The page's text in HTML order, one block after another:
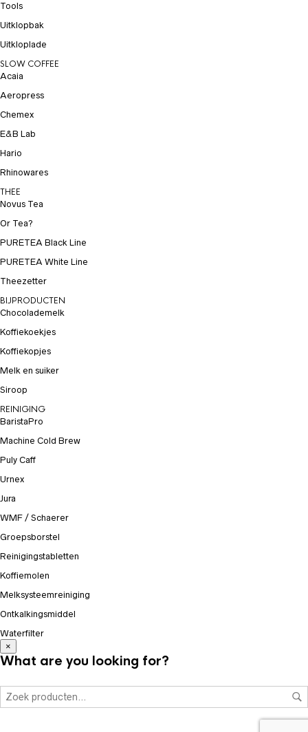
Tools
Uitklopbak
Uitkloplade
SLOW COFFEE
Acaia
Aeropress
Chemex
E&B Lab
Hario
Rhinowares
THEE
Novus Tea
Or Tea?
PURETEA Black Line
PURETEA White Line
Theezetter
BIJPRODUCTEN
Chocolademelk
Koffiekoekjes
Koffiekopjes
Melk en suiker
Siroop
REINIGING
BaristaPro
Machine Cold Brew
Puly Caff
Urnex
Jura
WMF / Schaerer
Groepsborstel
Reinigingstabletten
Koffiemolen
Melksysteemreiniging
Ontkalkingsmiddel
Waterfilter
×
What are you looking for?